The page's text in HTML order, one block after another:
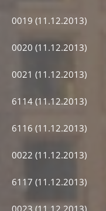
0019 (11.12.2013)
0020 (11.12.2013)
0021 (11.12.2013)
6114 (11.12.2013)
6116 (11.12.2013)
0022 (11.12.2013)
6117 (11.12.2013)
0023 (11.12.2013)